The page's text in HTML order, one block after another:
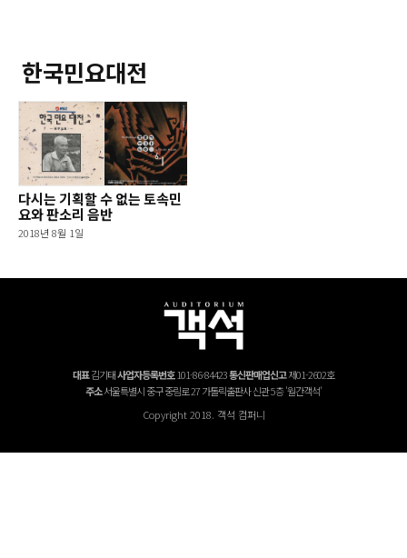
한국민요대전
다시는 기획할 수 없는 토속민
요와 판소리 음반
2018년 8월 1일
대표김기태사업자등록번호101-86-84423통신판매업신고제01-2602호
주소서울특별시 중구 중림로 27 가톨릭출판사 신관 5층 '월간객석'
Copyright 2018. 객석 컴퍼니